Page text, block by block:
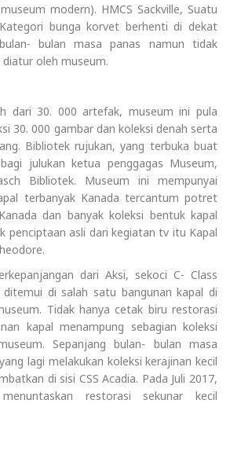
modern). HMCS Sackville, Suatu
bunga korvet berhenti di dekat
bulan masa panas namun tidak
oleh museum.
dari 30. 000 artefak, museum ini pula
30. 000 gambar dan koleksi denah serta
Bibliotek rujukan, yang terbuka buat
julukan ketua penggagas Museum,
Bibliotek. Museum ini mempunyai
terbanyak Kanada tercantum potret
dan banyak koleksi bentuk kapal
penciptaan asli dari kegiatan tv itu Kapal
dari Aksi, sekoci C- Class
di salah satu bangunan kapal di
Tidak hanya cetak biru restorasi
kapal menampung sebagian koleksi
Sepanjang bulan- bulan masa
lagi melakukan koleksi kerajinan kecil
di sisi CSS Acadia. Pada Juli 2017,
restorasi sekunar kecil